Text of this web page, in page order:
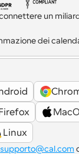
un
dei
Linux
supporto@cal.com